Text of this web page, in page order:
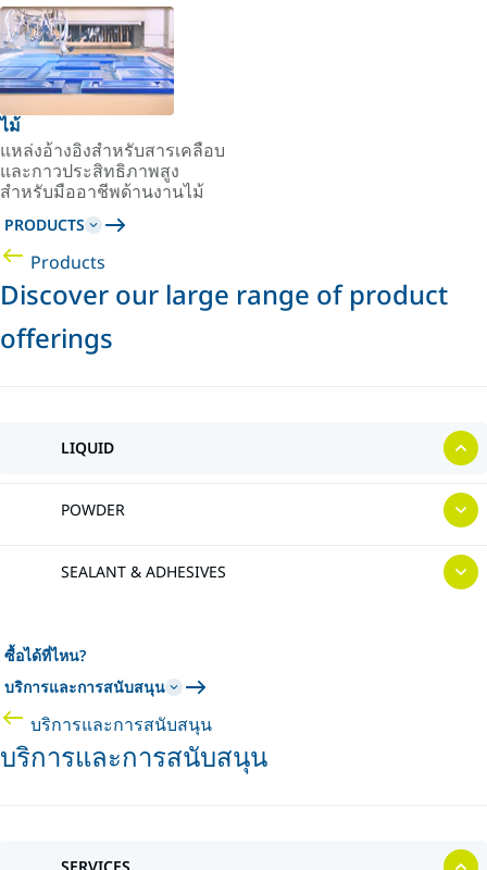
ไม้
แหล่งอ้างอิงสำหรับสารเคลือบ
และกาวประสิทธิภาพสูง
สำหรับมืออาชีพด้านงานไม้
PRODUCTS
Products
Discover our large range of product
offerings
LIQUID
POWDER
SEALANT & ADHESIVES
ซื้อได้ที่ไหน?
บริการและการสนับสนุน
บริการและการสนับสนุน
บริการและการสนับสนุน